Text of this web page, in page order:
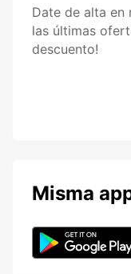
Date de alta en
las últimas
descuento!
Misma